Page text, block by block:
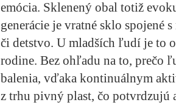
emócia. Sklenený obal totiž
generácie je vratné sklo spojené
či detstvo. U mladších ľudí je to
rodine. Bez ohľadu na to, prečo
balenia, vďaka kontinuálnym
z trhu pivný plast, čo potvrdzujú